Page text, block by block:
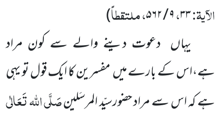
الآیۃ:۳۳،۹ / ۵۶۲ ، ملتقطاً)
یہاں دعوت دینے والے سے کون مراد
ہے،اس کے بارے میں مفسرین کا ایک قول تو یہی
ہے کہ اس سے مراد حضورسیّد المرسَلینصَلَّی اللہ تَعَالٰی